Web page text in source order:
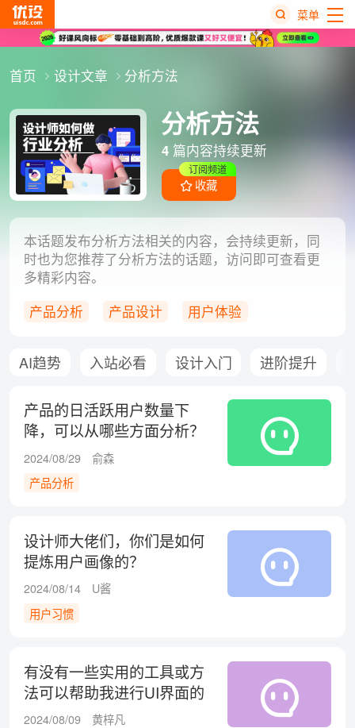
菜单
首页 设计文章 分析方法
分析方法
4 篇内容持续更新
收藏
订阅频道
本话题发布分析方法相关的内容，会持续更新，同
时也为您推荐了分析方法的话题，访问即可查看更
多精彩内容。
产品分析
产品设计
用户体验
AI趋势 入站必看 设计入门 进阶提升
产品的日活跃用户数量下
降，可以从哪些方面分析？
2024/08/29
俞森
产品分析
设计师大佬们，你们是如何
提炼用户画像的？
2024/08/14
U酱
用户习惯
有没有一些实用的工具或方
法可以帮助我进行UI界面的
分析？
2024/08/09
黄梓凡